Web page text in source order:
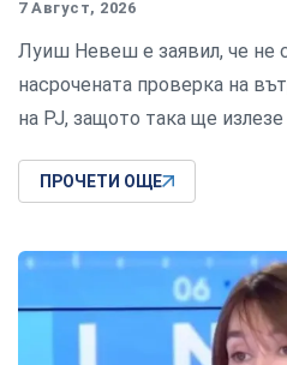
7 Август, 2026
Луиш Невеш е заявил, че не
насрочената проверка на
на PJ, защото така ще
ПРОЧЕТИ ОЩЕ